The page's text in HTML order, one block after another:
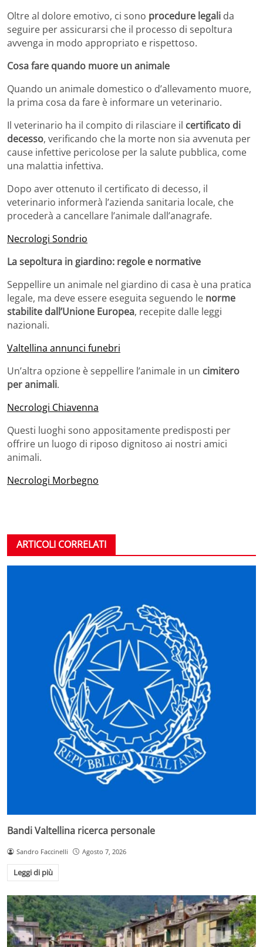
Oltre al dolore emotivo, ci sono procedure legali da
seguire per assicurarsi che il processo di sepoltura
avvenga in modo appropriato e rispettoso.
Cosa fare quando muore un animale
Quando un animale domestico o d’allevamento muore,
la prima cosa da fare è informare un veterinario.
Il veterinario ha il compito di rilasciare il certificato di
decesso, verificando che la morte non sia avvenuta per
cause infettive pericolose per la salute pubblica, come
una malattia infettiva.
Dopo aver ottenuto il certificato di decesso, il
veterinario informerà l’azienda sanitaria locale, che
procederà a cancellare l’animale dall’anagrafe.
Necrologi Sondrio
La sepoltura in giardino: regole e normative
Seppellire un animale nel giardino di casa è una pratica
legale, ma deve essere eseguita seguendo le norme
stabilite dall’Unione Europea, recepite dalle leggi
nazionali.
Valtellina annunci funebri
Un’altra opzione è seppellire l’animale in un cimitero
per animali.
Necrologi Chiavenna
Questi luoghi sono appositamente predisposti per
offrire un luogo di riposo dignitoso ai nostri amici
animali.
Necrologi Morbegno
ARTICOLI CORRELATI
Bandi Valtellina ricerca personale
Sandro Faccinelli Agosto 7, 2026
Leggi di più